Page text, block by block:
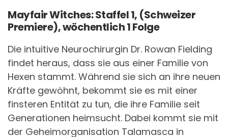
Mayfair Witches: Staffel 1, (Schweizer
Premiere), wöchentlich 1 Folge
Die intuitive Neurochirurgin Dr. Rowan Fielding
findet heraus, dass sie aus einer Familie von
Hexen stammt. Während sie sich an ihre neuen
Kräfte gewöhnt, bekommt sie es mit einer
finsteren Entität zu tun, die ihre Familie seit
Generationen heimsucht. Dabei kommt sie mit
der Geheimorganisation Talamasca in